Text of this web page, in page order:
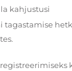
kahjustusi
tagastamise